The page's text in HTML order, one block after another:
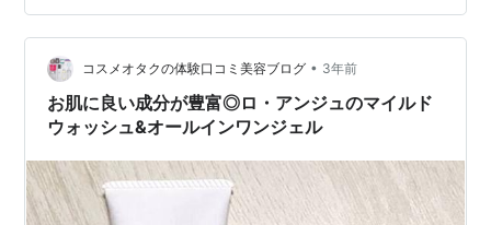
る薬用化粧水 uno(ウーノ) スキンバリアローション (化粧
水) 100mL メンズ エイジングケア うるおい シミ 小じわ
乾燥 ハリ UNO(ウーノ) Amazon UNOスキン…
コスメオタクの体験口コミ美容ブログ • 3年前
お肌に良い成分が豊富◎ロ・アンジュのマイルド
ウォッシュ&オールインワンジェル